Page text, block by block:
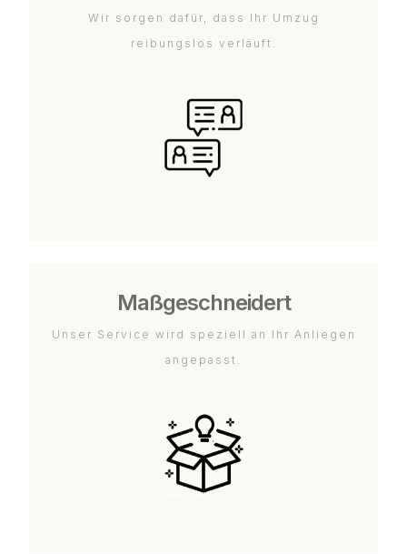
Wir sorgen dafür, dass Ihr Umzug
reibungslos verläuft.
Maßgeschneidert
Unser Service wird speziell an Ihr Anliegen
angepasst.